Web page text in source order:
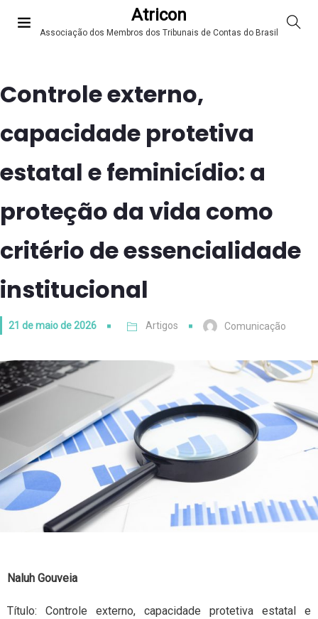
Atricon
Associação dos Membros dos Tribunais de Contas do Brasil
Controle externo,
capacidade protetiva
estatal e feminicídio: a
proteção da vida como
critério de essencialidade
institucional
21 de maio de 2026 Artigos Comunicação
Naluh Gouveia
Título: Controle externo, capacidade protetiva estatal e